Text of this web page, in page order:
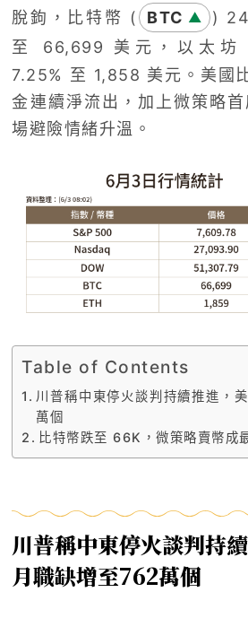
脫鉤，比特幣 (
BTC ▲
)
至 66,699 美元，以太坊
7.25% 至 1,858 美元。美國
金連續淨流出，加上微策略
場避險情緒升溫。
Table of Contents
川普稱中東停火談判持續推進，
萬個
比特幣跌至 66K，微策略賣幣成
川普稱中東停火談判持
月職缺增至762萬個